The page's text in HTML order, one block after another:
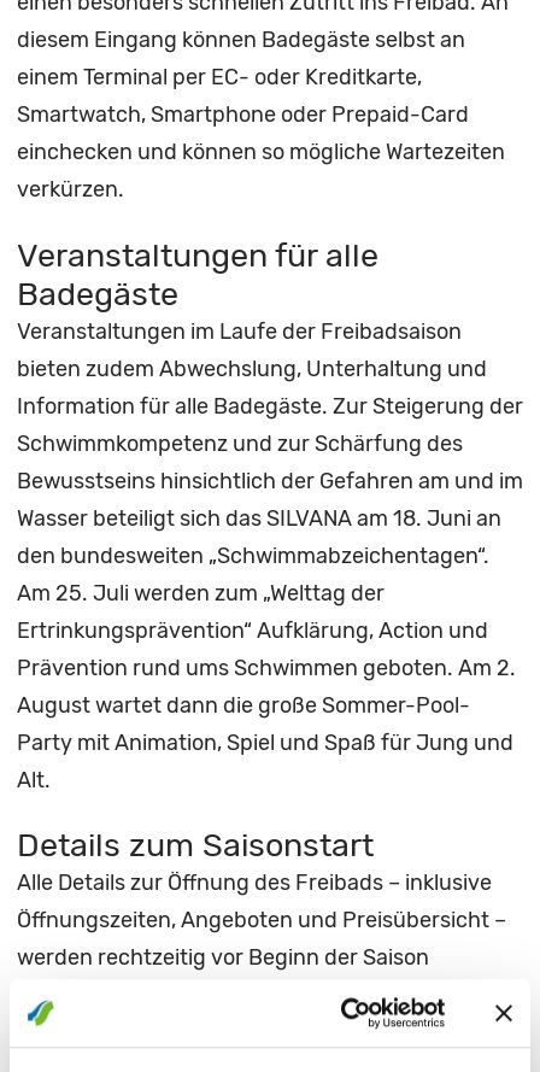
diesem Eingang können Badegäste selbst an
einem Terminal per EC- oder Kreditkarte,
Smartwatch, Smartphone oder Prepaid-Card
einchecken und können so mögliche Wartezeiten
verkürzen.
Veranstaltungen für alle
Badegäste
Veranstaltungen im Laufe der Freibadsaison
bieten zudem Abwechslung, Unterhaltung und
Information für alle Badegäste. Zur Steigerung der
Schwimmkompetenz und zur Schärfung des
Bewusstseins hinsichtlich der Gefahren am und im
Wasser beteiligt sich das SILVANA am 18. Juni an
den bundesweiten „Schwimmabzeichentagen“.
Am 25. Juli werden zum „Welttag der
Ertrinkungsprävention“ Aufklärung, Action und
Prävention rund ums Schwimmen geboten. Am 2.
August wartet dann die große Sommer-Pool-
Party mit Animation, Spiel und Spaß für Jung und
Alt.
Details zum Saisonstart
Alle Details zur Öffnung des Freibads – inklusive
Öffnungszeiten, Angeboten und Preisübersicht –
werden rechtzeitig vor Beginn der Saison
veröffentlicht.